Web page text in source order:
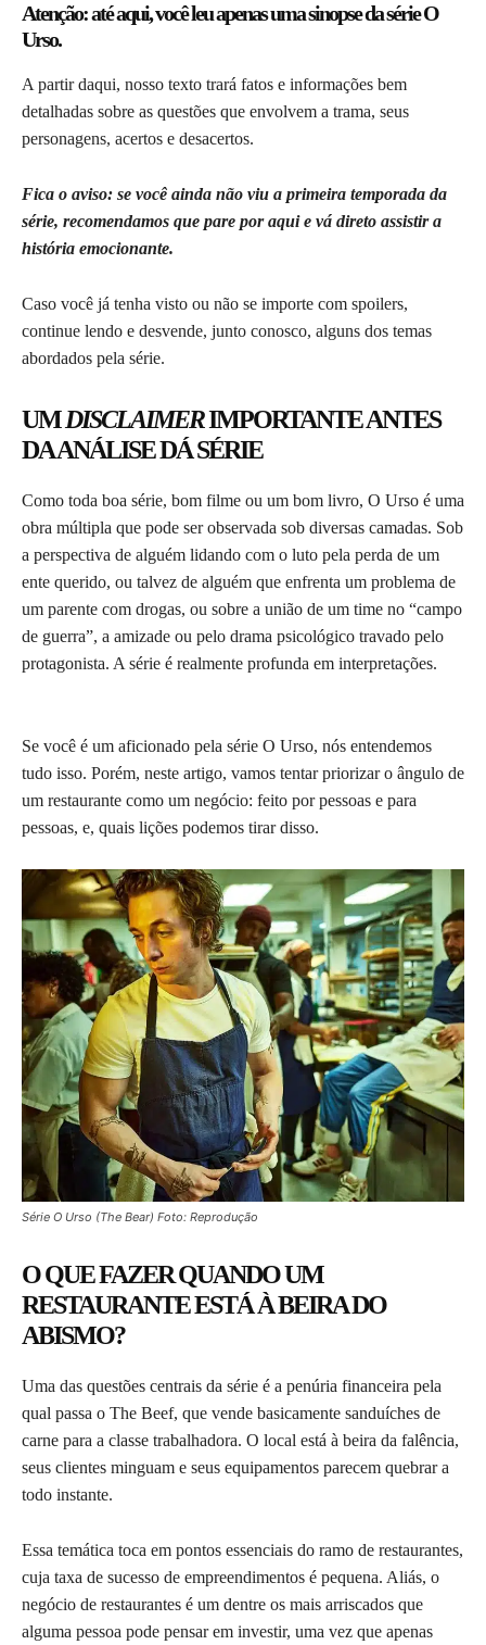
Atenção: até aqui, você leu apenas uma sinopse da série O
Urso.
A partir daqui, nosso texto trará fatos e informações bem
detalhadas sobre as questões que envolvem a trama, seus
personagens, acertos e desacertos.
Fica o aviso: se você ainda não viu a primeira temporada da
série, recomendamos que pare por aqui e vá direto assistir a
história emocionante.
Caso você já tenha visto ou não se importe com spoilers,
continue lendo e desvende, junto conosco, alguns dos temas
abordados pela série.
UMDISCLAIMERIMPORTANTE ANTES
DA ANÁLISE DÁ SÉRIE
Como toda boa série, bom filme ou um bom livro, O Urso é uma
obra múltipla que pode ser observada sob diversas camadas. Sob
a perspectiva de alguém lidando com o luto pela perda de um
ente querido, ou talvez de alguém que enfrenta um problema de
um parente com drogas, ou sobre a união de um time no “campo
de guerra”, a amizade ou pelo drama psicológico travado pelo
protagonista. A série é realmente profunda em interpretações.
Se você é um aficionado pela série O Urso, nós entendemos
tudo isso. Porém, neste artigo, vamos tentar priorizar o ângulo de
um restaurante como um negócio: feito por pessoas e para
pessoas, e, quais lições podemos tirar disso.
Série O Urso (The Bear) Foto: Reprodução
O QUE FAZER QUANDO UM
RESTAURANTE ESTÁ À BEIRA DO
ABISMO?
Uma das questões centrais da série é a penúria financeira pela
qual passa o The Beef, que vende basicamente sanduíches de
carne para a classe trabalhadora. O local está à beira da falência,
seus clientes minguam e seus equipamentos parecem quebrar a
todo instante.
Essa temática toca em pontos essenciais do ramo de restaurantes,
cuja taxa de sucesso de empreendimentos é pequena. Aliás, o
negócio de restaurantes é um dentre os mais arriscados que
alguma pessoa pode pensar em investir, uma vez que apenas